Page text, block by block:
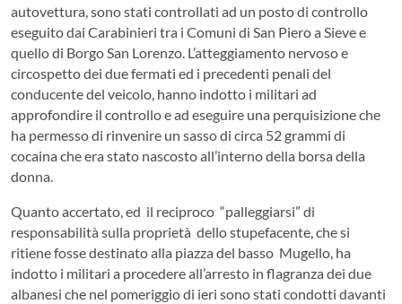
autovettura, sono stati controllati ad un posto di controllo
eseguito dai Carabinieri tra i Comuni di San Piero a Sieve e
quello di Borgo San Lorenzo. L’atteggiamento nervoso e
circospetto dei due fermati ed i precedenti penali del
conducente del veicolo, hanno indotto i militari ad
approfondire il controllo e ad eseguire una perquisizione che
ha permesso di rinvenire un sasso di circa 52 grammi di
cocaina che era stato nascosto all’interno della borsa della
donna.
Quanto accertato, ed il reciproco “palleggiarsi” di
responsabilità sulla proprietà dello stupefacente, che si
ritiene fosse destinato alla piazza del basso Mugello, ha
indotto i militari a procedere all’arresto in flagranza dei due
albanesi che nel pomeriggio di ieri sono stati condotti davanti